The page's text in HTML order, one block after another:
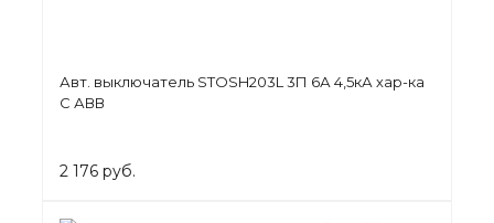
Авт. выключатель STOSH203L 3П 6А 4,5кА хар-ка
С АВВ
2 176 руб.